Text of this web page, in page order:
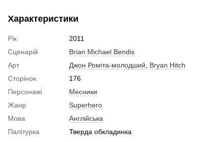
Характеристики
Рік
2011
Сценарій
Brian Michael Bendis
Арт
Джон Роміта-молодший
Bryan Hitch
Сторінок
176
Персонажі
Месники
Жанр
Superhero
Мова
Англійська
Палітурка
Тверда обкладинка